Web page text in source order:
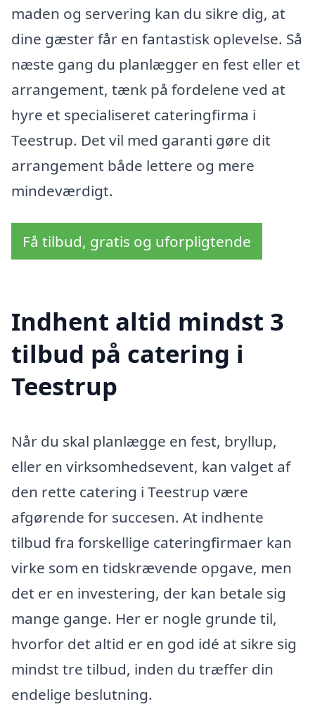
maden og servering kan du sikre dig, at
dine gæster får en fantastisk oplevelse. Så
næste gang du planlægger en fest eller et
arrangement, tænk på fordelene ved at
hyre et specialiseret cateringfirma i
Teestrup. Det vil med garanti gøre dit
arrangement både lettere og mere
mindeværdigt.
Få tilbud, gratis og uforpligtende
Indhent altid mindst 3
tilbud på catering i
Teestrup
Når du skal planlægge en fest, bryllup,
eller en virksomhedsevent, kan valget af
den rette catering i Teestrup være
afgørende for succesen. At indhente
tilbud fra forskellige cateringfirmaer kan
virke som en tidskrævende opgave, men
det er en investering, der kan betale sig
mange gange. Her er nogle grunde til,
hvorfor det altid er en god idé at sikre sig
mindst tre tilbud, inden du træffer din
endelige beslutning.